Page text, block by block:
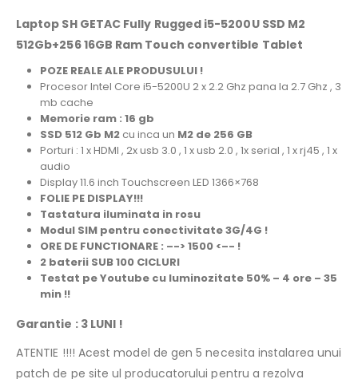
Laptop SH GETAC Fully Rugged i5-5200U SSD M2
512Gb+256 16GB Ram Touch convertible Tablet
POZE REALE ALE PRODUSULUI !
Procesor Intel Core i5-5200U 2 x 2.2 Ghz pana la 2.7 Ghz , 3
mb cache
Memorie ram : 16 gb
SSD 512 Gb M2cu inca un M2 de 256 GB
Porturi : 1 x HDMI , 2x usb 3.0 , 1 x usb 2.0 , 1x serial , 1 x rj45 , 1 x
audio
Display 11.6 inch Touchscreen LED 1366×768
FOLIE PE DISPLAY!!!
Tastatura iluminata in rosu
Modul SIM pentru conectivitate 3G/4G !
ORE DE FUNCTIONARE : –-> 1500 <–- !
2 baterii SUB 100 CICLURI
Testat pe Youtube cu luminozitate 50% – 4 ore – 35
min !!
Garantie : 3 LUNI !
ATENTIE !!!! Acest model de gen 5 necesita instalarea unui
patch de pe site ul producatorului pentru a rezolva